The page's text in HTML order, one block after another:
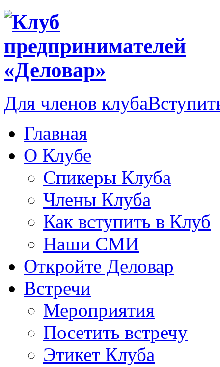
Для членов клуба
Главная
О Клубе
Спикеры Клуба
Члены Клуба
Как вступить в Клуб
Наши СМИ
Откройте Деловар
Встречи
Мероприятия
Посетить встречу
Этикет Клуба